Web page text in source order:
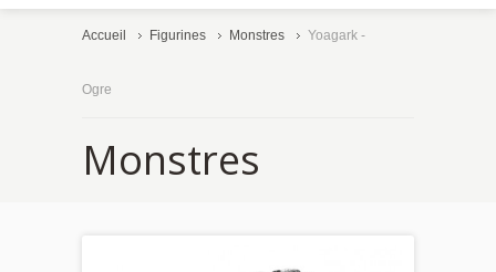
Accueil Figurines Monstres Yoagark -
Ogre
Monstres